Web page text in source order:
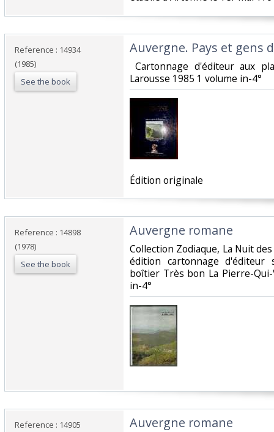
Reference : 14934
(1985)
See the book
‎Auvergne. Pays et gens
Cartonnage d'éditeur aux
Larousse 1985 1 volume in-4°‎
‎Édition originale‎
Reference : 14898
(1978)
See the book
‎Auvergne romane‎
‎Collection Zodiaque, La Nuit
édition cartonnage d'éditeur
boîtier Très bon La Pierre-
in-4°‎
Reference : 14905
‎Auvergne romane‎